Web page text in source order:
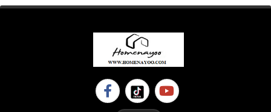
Premium